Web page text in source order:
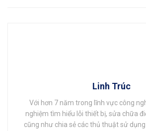
Linh Trúc
Với hơn 7 năm trong lĩnh vực công
nghiệm tìm hiểu lỗi thiết bị, sửa chữa
cũng như chia sẻ các thủ thuật sử